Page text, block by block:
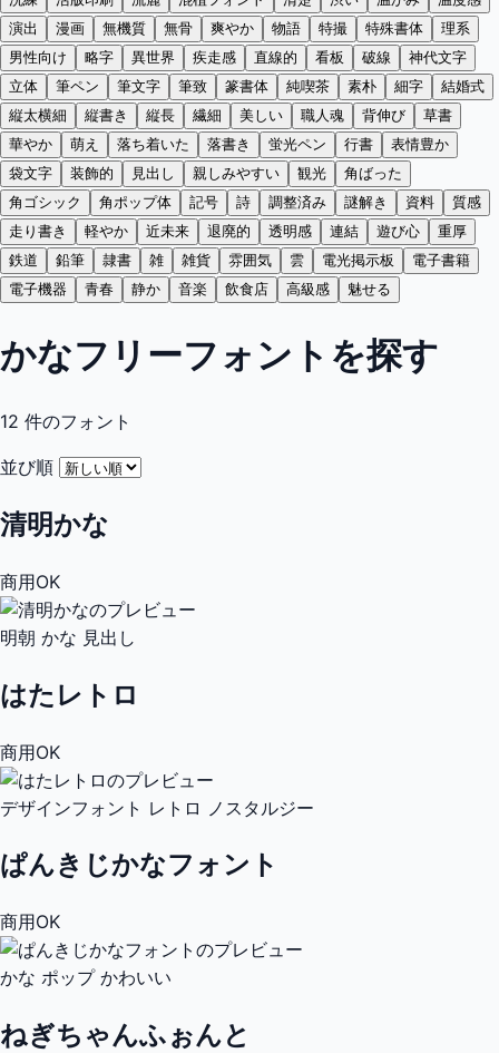
演出
漫画 無機質 無骨 爽やか 物語 特撮 特殊書体
理系
男性向け
略字 異世界 疾走感 直線的 看板 破線
神代文字
立体
筆ペン 筆文字 筆致 篆書体 純喫茶 素朴 細字
結婚式
縦太横細
縦書き 縦長 繊細 美しい 職人魂 背伸び
草書
華やか
萌え 落ち着いた 落書き 蛍光ペン 行書
表情豊か
袋文字
装飾的 見出し 親しみやすい 観光
角ばった
角ゴシック
角ポップ体 記号 詩 調整済み 謎解き 資料
質感
走り書き
軽やか 近未来 退廃的 透明感 連結 遊び心
重厚
鉄道
鉛筆 隷書 雑 雑貨 雰囲気 雲 電光掲示板
電子書籍
電子機器
青春 静か 音楽 飲食店 高級感 魅せる
かなフリーフォントを探す
12 件のフォント
並び順
清明かな
商用OK
明朝 かな 見出し
はたレトロ
商用OK
デザインフォント レトロ ノスタルジー
ぱんきじかなフォント
商用OK
かな ポップ かわいい
ねぎちゃんふぉんと